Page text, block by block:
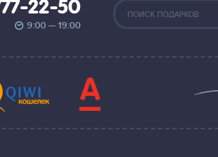
22-50
9:00 — 19:00